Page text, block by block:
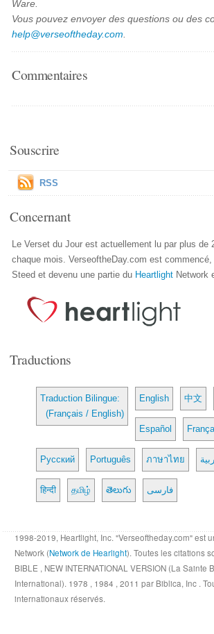
Ware.
Vous pouvez envoyer des questions ou des
help@verseoftheday.com
Commentaires
Souscrire
RSS
Concernant
Le Verset du Jour est actuellement lu par plus de
chaque mois. VerseoftheDay.com est
Steed et devenu une partie du Heartlight Network
Traductions
Traduction Bilingue:
(Français / English)
English 中文
Español
Русский Português ภาษาไทย
हिन्दी தமிழ் తెలుగు فارسی
1998-2019, Heartlight, Inc. "Verseoftheday.com" est
Network (Network de Hearlight). Toutes les citations
BIBLE , NEW INTERNATIONAL VERSION (La Sainte
International). 1978 , 1984 , 2011 par Biblica, Inc .
internationaux réservés.